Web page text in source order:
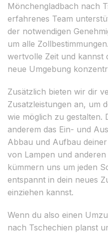
Mönchengladbach nach
erfahrenes Team
der notwendigen
um alle
wertvolle Zeit und kannst
neue Umgebung
Zusätzlich bieten wir dir
Zusatzleistungen an, um
wie möglich zu gestalten.
anderem das Ein- und
Abbau und Aufbau
von Lampen und
kümmern uns um jeden
entspannt in dein neues
einziehen kannst.
Wenn du also einen
nach Tschechien planst